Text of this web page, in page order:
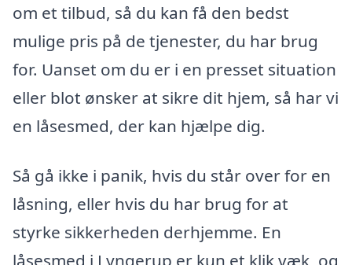
om et tilbud, så du kan få den bedst
mulige pris på de tjenester, du har brug
for. Uanset om du er i en presset situation
eller blot ønsker at sikre dit hjem, så har vi
en låsesmed, der kan hjælpe dig.
Så gå ikke i panik, hvis du står over for en
låsning, eller hvis du har brug for at
styrke sikkerheden derhjemme. En
låsesmed i Lyngerup er kun et klik væk, og